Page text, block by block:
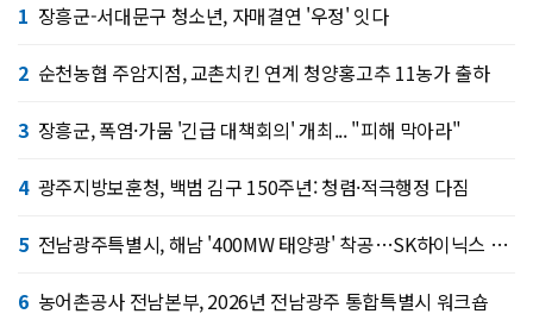
1 장흥군-서대문구 청소년, 자매결연 '우정' 잇다
2 순천농협 주암지점, 교촌치킨 연계 청양홍고추 11농가 출하
3 장흥군, 폭염·가뭄 '긴급 대책회의' 개최... "피해 막아라"
4 광주지방보훈청, 백범 김구 150주년: 청렴·적극행정 다짐
5 전남광주특별시, 해남 '400MW 태양광' 착공…SK하이닉스 공급
6 농어촌공사 전남본부, 2026년 전남광주 통합특별시 워크숍